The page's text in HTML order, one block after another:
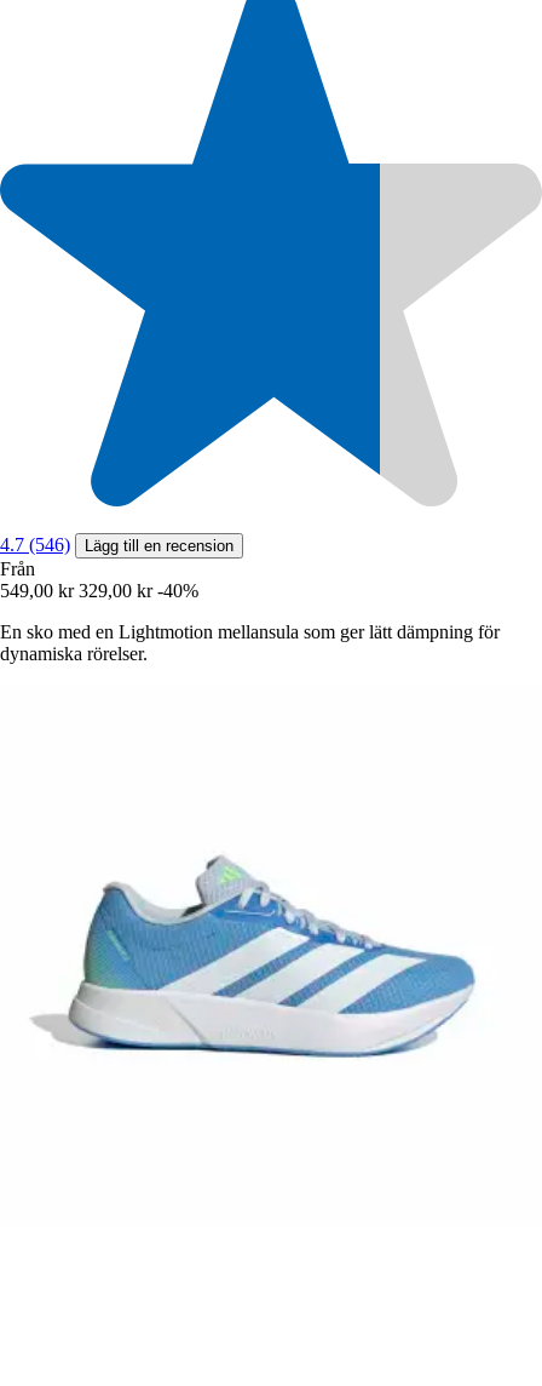
4.7 (546) Lägg till en recension
Från
549,00 kr 329,00 kr -40%
En sko med en Lightmotion mellansula som ger lätt dämpning för
dynamiska rörelser.